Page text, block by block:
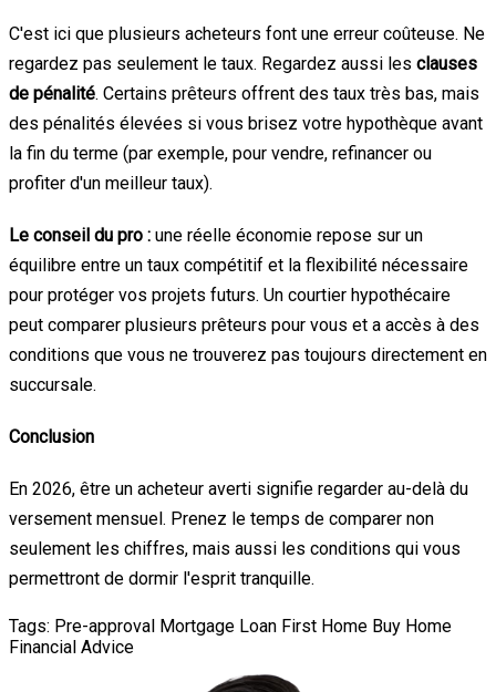
C'est ici que plusieurs acheteurs font une erreur coûteuse. Ne
regardez pas seulement le taux. Regardez aussi les clauses
de pénalité. Certains prêteurs offrent des taux très bas, mais
des pénalités élevées si vous brisez votre hypothèque avant
la fin du terme (par exemple, pour vendre, refinancer ou
profiter d'un meilleur taux).
Le conseil du pro : une réelle économie repose sur un
équilibre entre un taux compétitif et la flexibilité nécessaire
pour protéger vos projets futurs. Un courtier hypothécaire
peut comparer plusieurs prêteurs pour vous et a accès à des
conditions que vous ne trouverez pas toujours directement en
succursale.
Conclusion
En 2026, être un acheteur averti signifie regarder au-delà du
versement mensuel. Prenez le temps de comparer non
seulement les chiffres, mais aussi les conditions qui vous
permettront de dormir l'esprit tranquille.
Tags: Pre-approval Mortgage Loan First Home Buy Home
Financial Advice